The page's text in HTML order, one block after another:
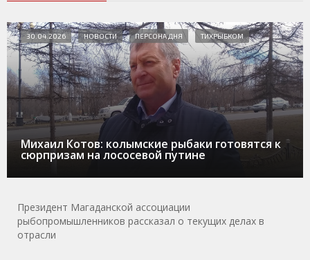
Михаил Котов: колымские рыбаки готовятся к
сюрпризам на лососевой путине
30.04.2026 НОВОСТИ ПЕРСОНА ДНЯ ТИХРЫБКОМ
Президент Магаданской ассоциации
рыбопромышленников рассказал о текущих делах в
отрасли